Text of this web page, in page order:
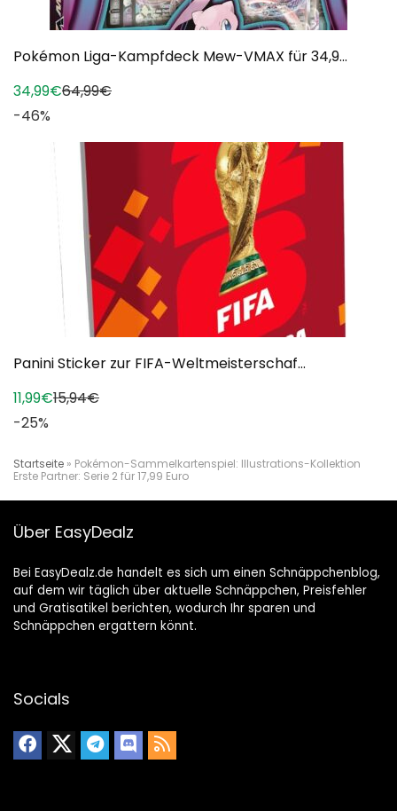
Pokémon Liga-Kampfdeck Mew-VMAX für 34,9...
34,99€64,99€
-46%
Panini Sticker zur FIFA-Weltmeisterschaf...
11,99€15,94€
-25%
Startseite » Pokémon-Sammelkartenspiel: Illustrations-Kollektion
Erste Partner: Serie 2 für 17,99 Euro
Über EasyDealz
Bei EasyDealz.de handelt es sich um einen Schnäppchenblog,
auf dem wir täglich über aktuelle Schnäppchen, Preisfehler
und Gratisatikel berichten, wodurch Ihr sparen und
Schnäppchen ergattern könnt.
Socials